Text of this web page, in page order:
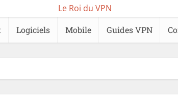
Le Roi du VPN
Logiciels Mobile Guides VPN